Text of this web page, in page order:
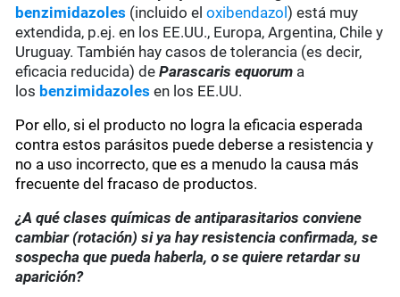
benzimidazoles (incluido eloxibendazol) está muy
extendida, p.ej. en los EE.UU., Europa, Argentina, Chile y
Uruguay. También hay casos de tolerancia (es decir,
eficacia reducida) deParascaris equorum a
los benzimidazoles en los EE.UU.
Por ello, si el producto no logra la eficacia esperada
contra estos parásitos puede deberse a resistencia y
no a uso incorrecto, que es a menudo la causa más
frecuente del fracaso de productos.
¿A qué clases químicas de antiparasitarios conviene
cambiar (rotación) si ya hay resistencia confirmada, se
sospecha que pueda haberla, o se quiere retardar su
aparición?